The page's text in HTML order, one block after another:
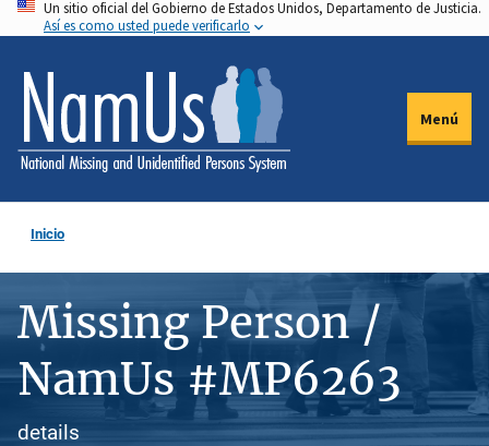
Pasar
al
contenido
principal
Un sitio oficial del Gobierno de Estados Unidos, Departamento de Justicia.
Así es como usted puede verificarlo
Menú
Inicio
Missing Person /
NamUs #MP6263
details